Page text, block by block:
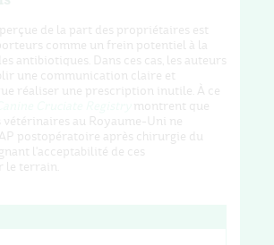
de la part des propriétaires est
comme un frein potentiel à la
antibiotiques. Dans ces cas, les auteurs
une communication claire et
réaliser une prescription inutile. À ce
montrent que
vétérinaires au Royaume-Uni ne
postopératoire après chirurgie du
l'acceptabilité de ces
le terrain.